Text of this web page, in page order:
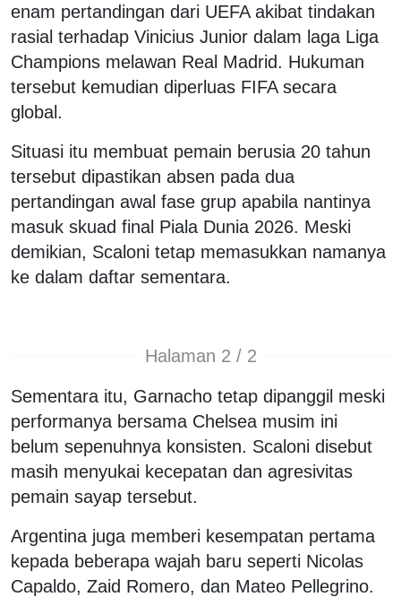
enam pertandingan dari UEFA akibat tindakan
rasial terhadap Vinicius Junior dalam laga Liga
Champions melawan Real Madrid. Hukuman
tersebut kemudian diperluas FIFA secara
global.
Situasi itu membuat pemain berusia 20 tahun
tersebut dipastikan absen pada dua
pertandingan awal fase grup apabila nantinya
masuk skuad final Piala Dunia 2026. Meski
demikian, Scaloni tetap memasukkan namanya
ke dalam daftar sementara.
Halaman 2 / 2
Sementara itu, Garnacho tetap dipanggil meski
performanya bersama Chelsea musim ini
belum sepenuhnya konsisten. Scaloni disebut
masih menyukai kecepatan dan agresivitas
pemain sayap tersebut.
Argentina juga memberi kesempatan pertama
kepada beberapa wajah baru seperti Nicolas
Capaldo, Zaid Romero, dan Mateo Pellegrino.